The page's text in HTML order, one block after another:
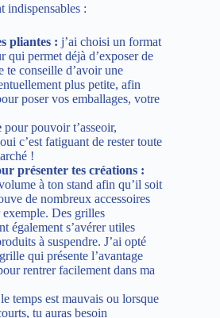
indispensables :
pliantes : j’ai choisi un format
qui permet déjà d’exposer de
te conseille d’avoir une
plus petite, afin
poser vos emballages, votre
pour pouvoir t’asseoir,
c’est fatiguant de rester toute
!
présenter tes créations :
à ton stand afin qu’il soit
de nombreux accessoires
Des grilles
également s’avérer utiles
à suspendre. J’ai opté
qui présente l’avantage
rentrer facilement dans ma
temps est mauvais ou lorsque
tu auras besoin